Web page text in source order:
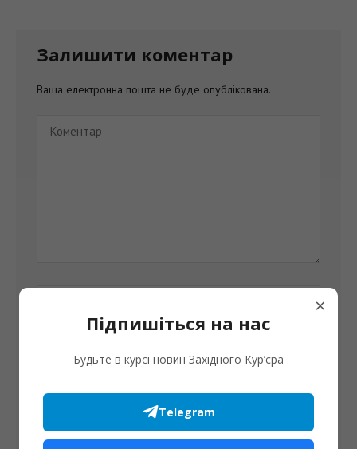
Залишити коментар
Ваша електронна пошта не буде опублікована.
Збережіть своє ім'я, електронну адресу та веб-сайт в
цьому браузері для моїх наступних коментарів.
×
Підпишіться на нас
Будьте в курсі новин Західного Кур’єра
Telegram